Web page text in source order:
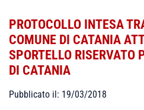
PROTOCOLLO INTESA
COMUNE DI CATANIA
SPORTELLO RISERVATO
DI CATANIA
Pubblicato il: 19/03/2018